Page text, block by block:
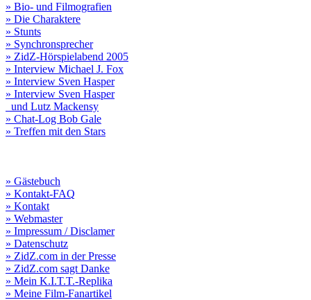
» Bio- und Filmografien
» Die Charaktere
» Stunts
» Synchronsprecher
» ZidZ-Hörspielabend 2005
» Interview Michael J. Fox
» Interview Sven Hasper
» Interview Sven Hasper
und Lutz Mackensy
» Chat-Log Bob Gale
» Treffen mit den Stars
» Gästebuch
» Kontakt-FAQ
» Kontakt
» Webmaster
» Impressum / Disclamer
» Datenschutz
» ZidZ.com in der Presse
» ZidZ.com sagt Danke
» Mein K.I.T.T.-Replika
» Meine Film-Fanartikel